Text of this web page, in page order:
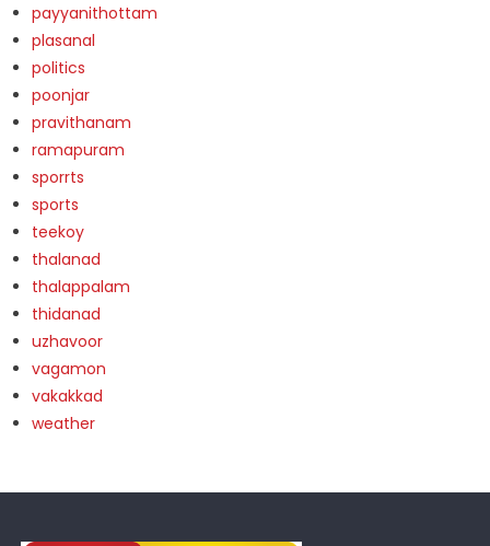
payyanithottam
plasanal
politics
poonjar
pravithanam
ramapuram
sporrts
sports
teekoy
thalanad
thalappalam
thidanad
uzhavoor
vagamon
vakakkad
weather